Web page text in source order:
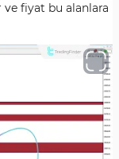
fiyat bu alanlara